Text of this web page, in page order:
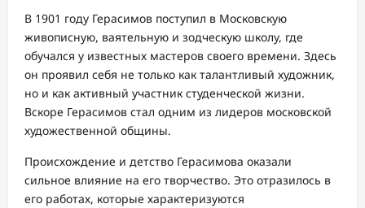
В 1901 году Герасимов поступил в Московскую
живописную, ваятельную и зодческую школу, где
обучался у известных мастеров своего времени. Здесь
он проявил себя не только как талантливый художник,
но и как активный участник студенческой жизни.
Вскоре Герасимов стал одним из лидеров московской
художественной общины.
Происхождение и детство Герасимова оказали
сильное влияние на его творчество. Это отразилось в
его работах, которые характеризуются